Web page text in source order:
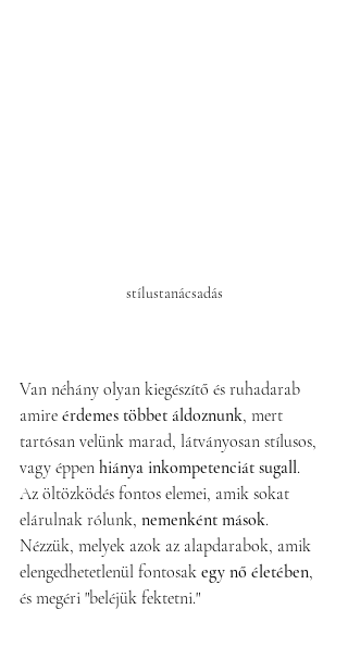
stílustanácsadás
Van néhány olyan kiegészítő és ruhadarab
amire érdemes többet áldoznunk, mert
tartósan velünk marad, látványosan stílusos,
vagy éppen hiánya inkompetenciát sugall.
Az öltözködés fontos elemei, amik sokat
elárulnak rólunk, nemenként mások.
Nézzük, melyek azok az alapdarabok, amik
elengedhetetlenül fontosak egy nő életében,
és megéri "beléjük fektetni."